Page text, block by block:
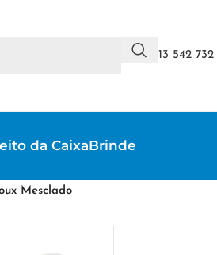
+351 913 542 732
da CaixaBrinde
Mesclado